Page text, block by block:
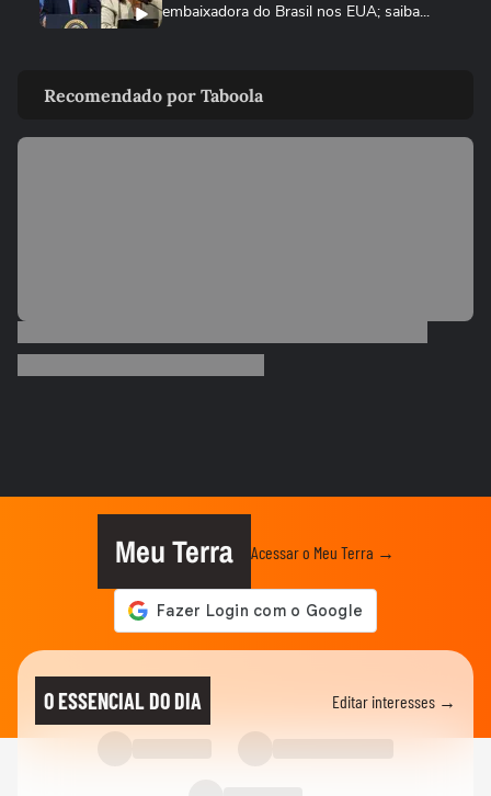
embaixadora do Brasil nos EUA; saiba...
filhote por vários dias na...
MUNDO
acordo para...
Menino de 11 anos viraliza após virar
tradutor da mãe durante...
Lula diz que não é ‘louco’ de brigar com
China e EUA: ‘Quero...
No Japão, Zico tranquiliza fãs após
Recomendado por Taboola
Meu Terra Acessar o Meu Terra →
O ESSENCIAL DO DIA Editar interesses →